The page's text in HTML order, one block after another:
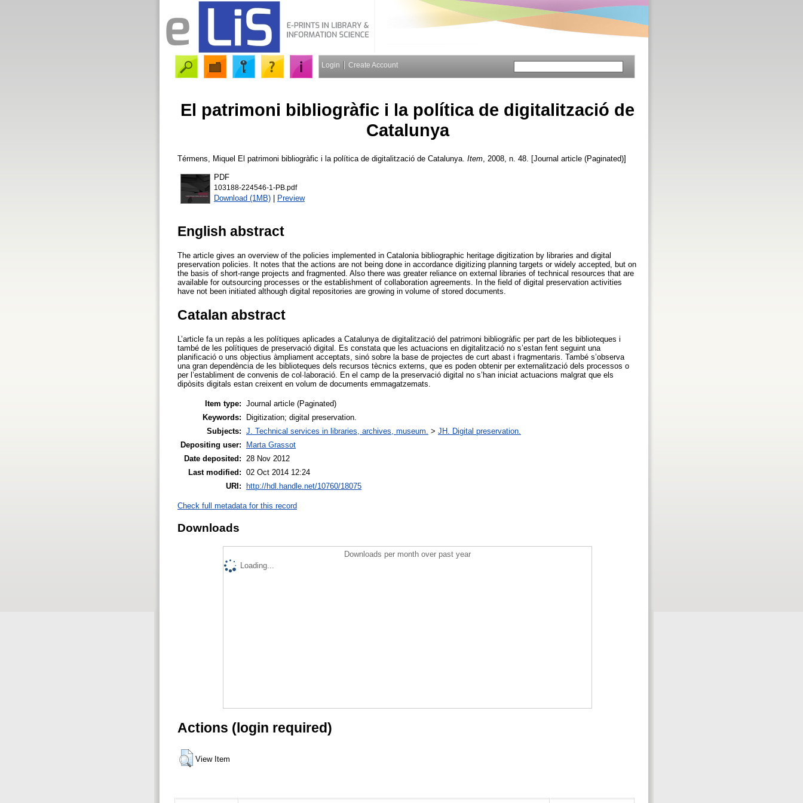
Login Create Account
El patrimoni bibliogràfic i la política de digitalització de
Catalunya
Térmens, Miquel El patrimoni bibliogràfic i la política de digitalització de Catalunya. Item , 2008, n. 48. [Journal article (Paginated)]
PDF
103188-224546-1-PB.pdf
Download (1MB) | Preview
English abstract
The article gives an overview of the policies implemented in Catalonia bibliographic heritage digitization by libraries and digital
preservation policies. It notes that the actions are not being done in accordance digitizing planning targets or widely accepted, but on
the basis of short-range projects and fragmented. Also there was greater reliance on external libraries of technical resources that are
available for outsourcing processes or the establishment of collaboration agreements. In the field of digital preservation activities
have not been initiated although digital repositories are growing in volume of stored documents.
Catalan abstract
L’article fa un repàs a les polítiques aplicades a Catalunya de digitalització del patrimoni bibliogràfic per part de les biblioteques i
també de les polítiques de preservació digital. Es constata que les actuacions en digitalització no s’estan fent seguint una
planificació o uns objectius àmpliament acceptats, sinó sobre la base de projectes de curt abast i fragmentaris. També s’observa
una gran dependència de les biblioteques dels recursos tècnics externs, que es poden obtenir per externalització dels processos o
per l’establiment de convenis de col·laboració. En el camp de la preservació digital no s’han iniciat actuacions malgrat que els
dipòsits digitals estan creixent en volum de documents emmagatzemats.
Item type: Journal article (Paginated)
Keywords:
Digitization; digital preservation.
Subjects: J. Technical services in libraries, archives, museum. > JH. Digital preservation.
Depositing user:
Marta Grassot
Date deposited:
28 Nov 2012
Last modified: 02 Oct 2014 12:24
URI:
http://hdl.handle.net/10760/18075
Check full metadata for this record
Downloads
Downloads per month over past year
Loading...
Actions (login required)
View Item